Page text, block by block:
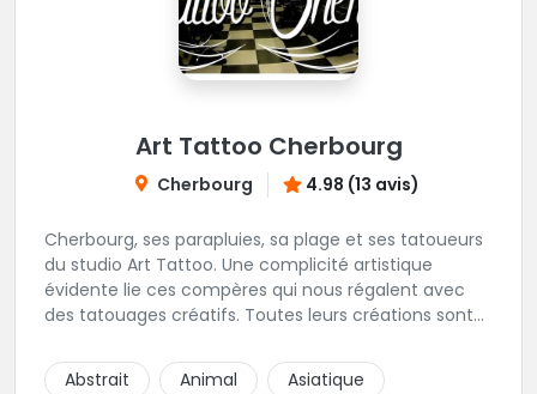
Art Tattoo Cherbourg
Cherbourg 4.98 (13 avis)
Cherbourg, ses parapluies, sa plage et ses tatoueurs
du studio Art Tattoo. Une complicité artistique
évidente lie ces compères qui nous régalent avec
des tatouages créatifs. Toutes leurs créations sont
d'hygiène les plus strictes. Du new-school, du old
Abstrait Animal Asiatique